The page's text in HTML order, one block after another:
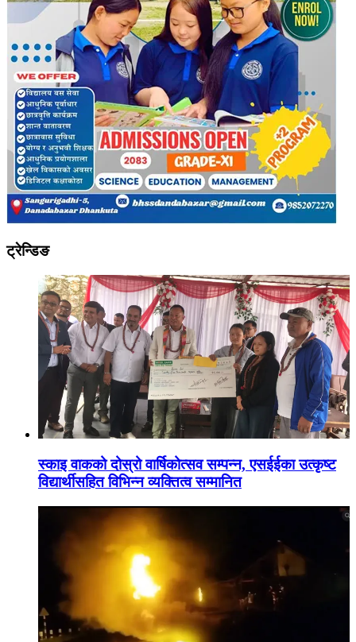
ट्रेन्डिङ
स्काइ वाकको दोस्रो वार्षिकोत्सव सम्पन्न, एसईईका उत्कृष्ट
विद्यार्थीसहित विभिन्न व्यक्तित्व सम्मानित